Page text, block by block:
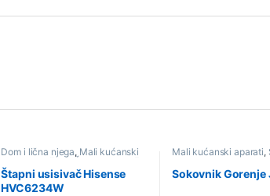
Dom i lična njega, Mali kućanski
Sniženo Štapni usisivači
Štapni usisivač Hisense
HVC6234W
Mali kućanski aparati,
Sokovnici i citrusete
Sokovnik Gorenje